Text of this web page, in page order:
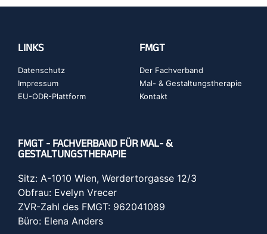
LINKS
Datenschutz
Impressum
EU-ODR-Plattform
FMGT
Der Fachverband
Mal- & Gestaltungstherapie
Kontakt
FMGT - FACHVERBAND FÜR MAL- &
GESTALTUNGSTHERAPIE
Sitz: A-1010 Wien, Werdertorgasse 12/3
Obfrau: Evelyn Vrecer
ZVR-Zahl des FMGT: 962041089
Büro: Elena Anders